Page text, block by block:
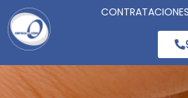
CONTRATACIONES